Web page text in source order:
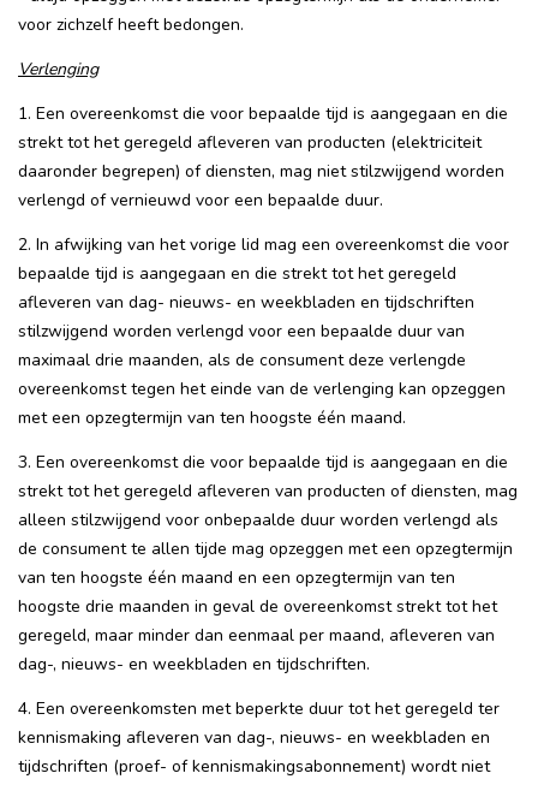
voor zichzelf heeft bedongen.
Verlenging
1. Een overeenkomst die voor bepaalde tijd is aangegaan en die
strekt tot het geregeld afleveren van producten (elektriciteit
daaronder begrepen) of diensten, mag niet stilzwijgend worden
verlengd of vernieuwd voor een bepaalde duur.
2. In afwijking van het vorige lid mag een overeenkomst die voor
bepaalde tijd is aangegaan en die strekt tot het geregeld
afleveren van dag- nieuws- en weekbladen en tijdschriften
stilzwijgend worden verlengd voor een bepaalde duur van
maximaal drie maanden, als de consument deze verlengde
overeenkomst tegen het einde van de verlenging kan opzeggen
met een opzegtermijn van ten hoogste één maand.
3. Een overeenkomst die voor bepaalde tijd is aangegaan en die
strekt tot het geregeld afleveren van producten of diensten, mag
alleen stilzwijgend voor onbepaalde duur worden verlengd als
de consument te allen tijde mag opzeggen met een opzegtermijn
van ten hoogste één maand en een opzegtermijn van ten
hoogste drie maanden in geval de overeenkomst strekt tot het
geregeld, maar minder dan eenmaal per maand, afleveren van
dag-, nieuws- en weekbladen en tijdschriften.
4. Een overeenkomsten met beperkte duur tot het geregeld ter
kennismaking afleveren van dag-, nieuws- en weekbladen en
tijdschriften (proef- of kennismakingsabonnement) wordt niet